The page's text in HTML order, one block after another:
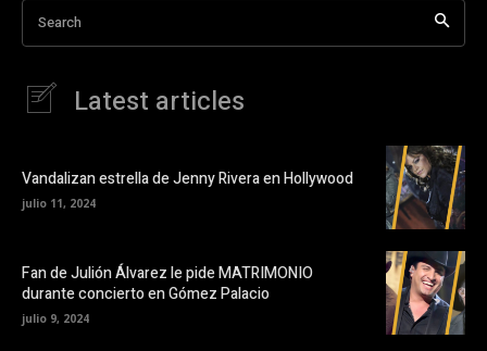
Search
Latest articles
Vandalizan estrella de Jenny Rivera en Hollywood
julio 11, 2024
Fan de Julión Álvarez le pide MATRIMONIO
durante concierto en Gómez Palacio
julio 9, 2024